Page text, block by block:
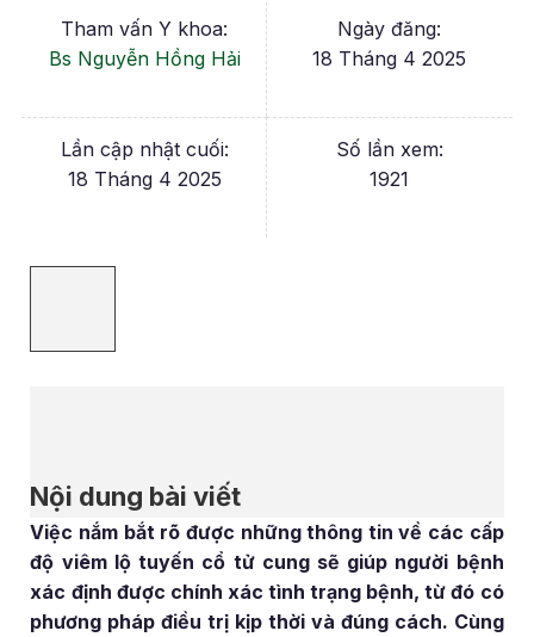
Tham vấn Y khoa:
Bs Nguyễn Hồng Hải
Ngày đăng:
18 Tháng 4 2025
Lần cập nhật cuối:
18 Tháng 4 2025
Số lần xem:
1921
Nội dung bài viết
Việc nắm bắt rõ được những thông tin về các cấp
độ viêm lộ tuyến cổ tử cung sẽ giúp người bệnh
xác định được chính xác tình trạng bệnh, từ đó có
phương pháp điều trị kịp thời và đúng cách. Cùng